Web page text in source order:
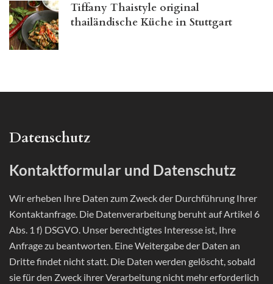
Tiffany Thaistyle original
thailändische Küche in Stuttgart
Datenschutz
Kontaktformular und Datenschutz
Wir erheben Ihre Daten zum Zweck der Durchführung Ihrer
Kontaktanfrage. Die Datenverarbeitung beruht auf Artikel 6
Abs. 1 f) DSGVO. Unser berechtigtes Interesse ist, Ihre
Anfrage zu beantworten. Eine Weitergabe der Daten an
Dritte findet nicht statt. Die Daten werden gelöscht, sobald
sie für den Zweck ihrer Verarbeitung nicht mehr erforderlich